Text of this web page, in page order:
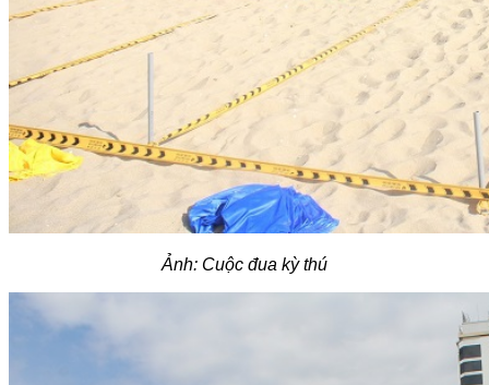
Ảnh: Cuộc đua kỳ thú